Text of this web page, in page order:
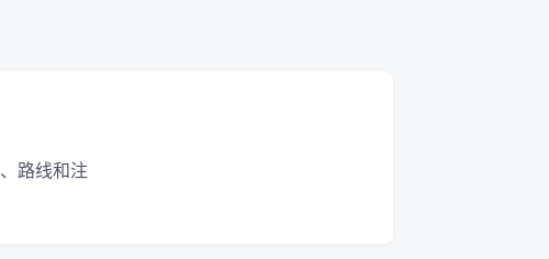
路线和注